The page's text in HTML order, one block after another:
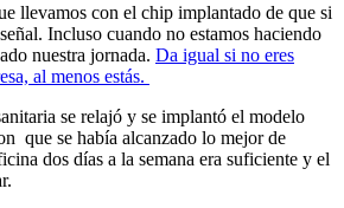
llevamos con el chip implantado de que si
Incluso cuando no estamos haciendo
nuestra jornada. Da igual si no eres
al menos estás.
se relajó y se implantó el modelo
que se había alcanzado lo mejor de
dos días a la semana era suficiente y el